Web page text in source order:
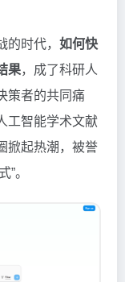
时代， 如何快
果，成了科研人
策者的共同痛
工智能学术文献
掀起热潮，被誉
”。